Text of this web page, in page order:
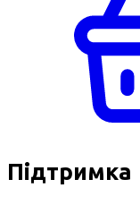
Підтримка